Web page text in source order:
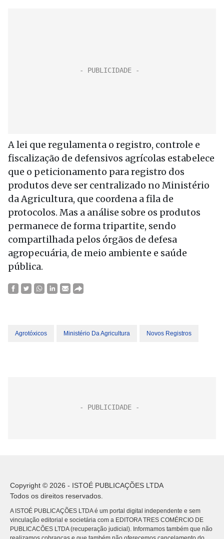
A lei que regulamenta o registro, controle e
fiscalização de defensivos agrícolas estabelece
que o peticionamento para registro dos
produtos deve ser centralizado no Ministério
da Agricultura, que coordena a fila de
protocolos. Mas a análise sobre os produtos
permanece de forma tripartite, sendo
compartilhada pelos órgãos de defesa
agropecuária, de meio ambiente e saúde
pública.
Agrotóxicos Ministério Da Agricultura Novos Registros
Copyright © 2026 - ISTOÉ PUBLICAÇÕES LTDA
Todos os direitos reservados.
A ISTOÉ PUBLICAÇÕES LTDA é um portal digital independente e sem
vinculação editorial e societária com a EDITORA TRES COMÉRCIO DE
PUBLICACÕES LTDA (recuperação judicial). Informamos também que não